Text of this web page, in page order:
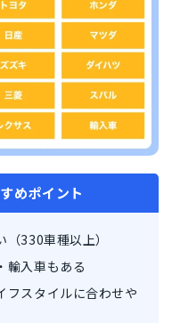
めポイント
330車種以上）
輸入車もある
フスタイルに合わせや